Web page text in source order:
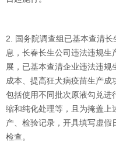
2. 国务院调查组已基本查清
息，长春长生公司违法违规
展，已基本查清企业违法违
成本、提高狂犬病疫苗生产成
包括使用不同批次原液勾兑进
缩和纯化处理等，且为掩盖上
产、检验记录，开具填写虚假
检查。